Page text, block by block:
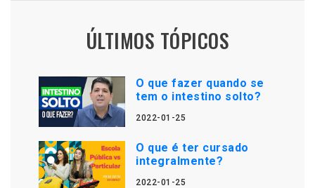
ÚLTIMOS TÓPICOS
O que fazer quando se
tem o intestino solto?
2022-01-25
O que é ter cursado
integralmente?
2022-01-25